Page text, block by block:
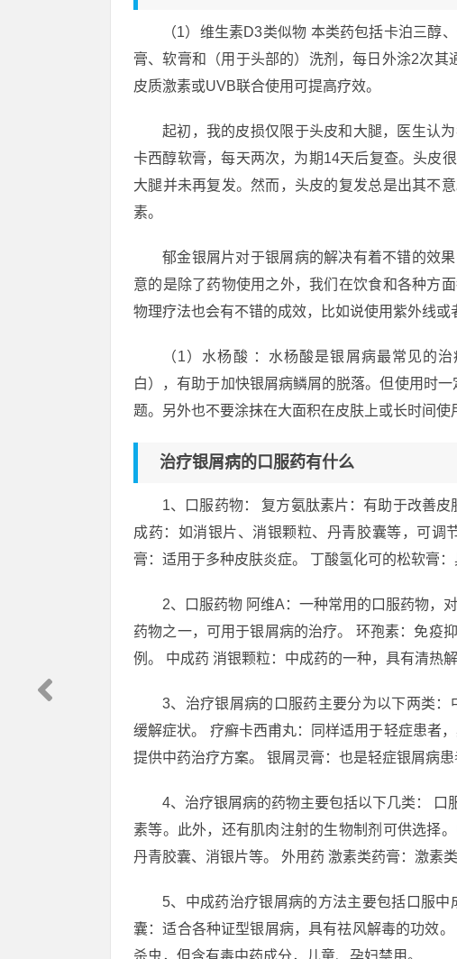
（1）维生素D3类似物 本类药包括卡泊三醇
膏、软膏和（用于头部的）洗剂，每日外涂2次
皮质激素或UVB联合使用可提高疗效。
起初，我的皮损仅限于头皮和大腿，医生认
卡西醇软膏，每天两次，为期14天后复查。头皮
大腿并未再复发。然而，头皮的复发总是出其不
素。
郁金银屑片对于银屑病的解决有着不错的效
意的是除了药物使用之外，我们在饮食和各种方
物理疗法也会有不错的成效，比如说使用紫外线或
（1）水杨酸 ：水杨酸是银屑病最常见的
白），有助于加快银屑病鳞屑的脱落。但使用时
题。另外也不要涂抹在大面积在皮肤上或长时间使
治疗银屑病的口服药有什么
1、口服药物： 复方氨肽素片：有助于改善
成药：如消银片、消银颗粒、丹青胶囊等，可调
膏：适用于多种皮肤炎症。 丁酸氢化可的松软膏
2、口服药物 阿维A：一种常用的口服药物，
药物之一，可用于银屑病的治疗。 环孢素：免疫
例。 中成药 消银颗粒：中成药的一种，具有清热
3、治疗银屑病的口服药主要分为以下两类
缓解症状。 疗癣卡西甫丸：同样适用于轻症患者
提供中药治疗方案。 银屑灵膏：也是轻症银屑病患
4、治疗银屑病的药物主要包括以下几类：
素等。此外，还有肌肉注射的生物制剂可供选择
丹青胶囊、消银片等。 外用药 激素类药膏：激素
5、中成药治疗银屑病的方法主要包括口服
囊：适合各种证型银屑病，具有祛风解毒的功效
杀虫，但含有毒中药成分，儿童、孕妇禁用。